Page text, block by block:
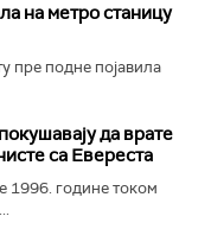
на метро станицу
пре подне појавила
да врате
са Евереста
1996. године током